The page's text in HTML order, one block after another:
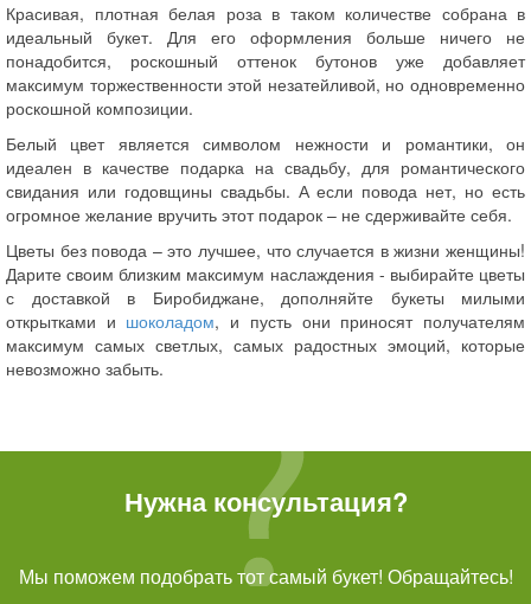
Красивая, плотная белая роза в таком количестве собрана в
идеальный букет. Для его оформления больше ничего не
понадобится, роскошный оттенок бутонов уже добавляет
максимум торжественности этой незатейливой, но одновременно
роскошной композиции.
Белый цвет является символом нежности и романтики, он
идеален в качестве подарка на свадьбу, для романтического
свидания или годовщины свадьбы. А если повода нет, но есть
огромное желание вручить этот подарок – не сдерживайте себя.
Цветы без повода – это лучшее, что случается в жизни женщины!
Дарите своим близким максимум наслаждения - выбирайте цветы
с доставкой в Биробиджане, дополняйте букеты милыми
открытками и шоколадом, и пусть они приносят получателям
максимум самых светлых, самых радостных эмоций, которые
невозможно забыть.
Нужна консультация?
Мы поможем подобрать тот самый букет! Обращайтесь!